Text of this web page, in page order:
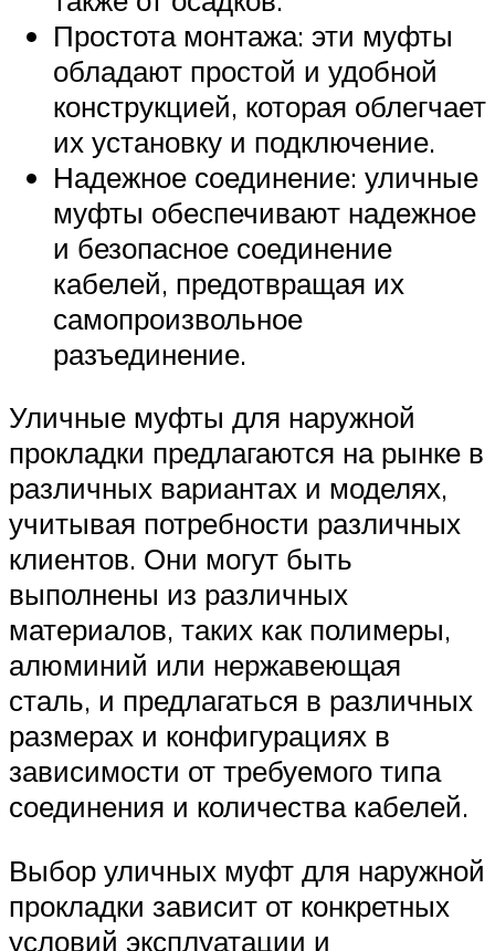
Простота монтажа: эти муфты
обладают простой и удобной
конструкцией, которая облегчает
их установку и подключение.
Надежное соединение: уличные
муфты обеспечивают надежное
и безопасное соединение
кабелей, предотвращая их
самопроизвольное
разъединение.
Уличные муфты для наружной
прокладки предлагаются на рынке в
различных вариантах и моделях,
учитывая потребности различных
клиентов. Они могут быть
выполнены из различных
материалов, таких как полимеры,
алюминий или нержавеющая
сталь, и предлагаться в различных
размерах и конфигурациях в
зависимости от требуемого типа
соединения и количества кабелей.
Выбор уличных муфт для наружной
прокладки зависит от конкретных
условий эксплуатации и